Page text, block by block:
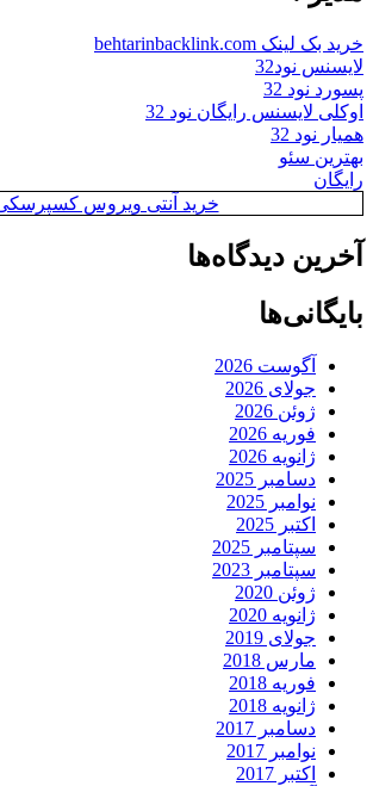
خرید بک لینک behtarinbacklink.com
لایسنس نود32
پسورد نود 32
اوکلی لایسنس رایگان نود 32
همیار نود 32
بهترین سئو
رایگان
خرید آنتی ویروس
آخرین دیدگاه‌ها
بایگانی‌ها
آگوست 2026
جولای 2026
ژوئن 2026
فوریه 2026
ژانویه 2026
دسامبر 2025
نوامبر 2025
اکتبر 2025
سپتامبر 2025
سپتامبر 2023
ژوئن 2020
ژانویه 2020
جولای 2019
مارس 2018
فوریه 2018
ژانویه 2018
دسامبر 2017
نوامبر 2017
اکتبر 2017